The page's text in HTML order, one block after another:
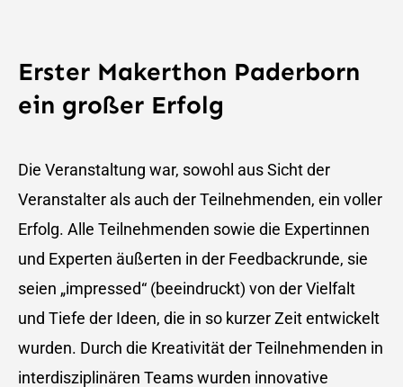
Erster Makerthon Paderborn
ein großer Erfolg
Die Veranstaltung war, sowohl aus Sicht der
Veranstalter als auch der Teilnehmenden, ein voller
Erfolg. Alle Teilnehmenden sowie die Expertinnen
und Experten äußerten in der Feedbackrunde, sie
seien „impressed“ (beeindruckt) von der Vielfalt
und Tiefe der Ideen, die in so kurzer Zeit entwickelt
wurden. Durch die Kreativität der Teilnehmenden in
interdisziplinären Teams wurden innovative